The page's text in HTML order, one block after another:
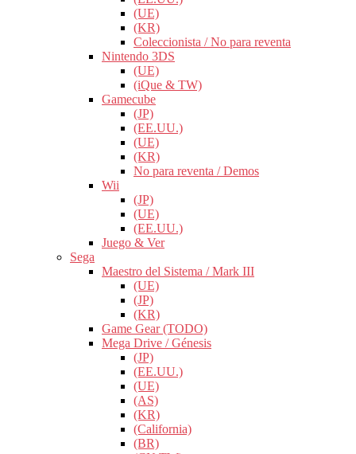
(UE)
(KR)
Coleccionista / No para reventa
Nintendo 3DS
(UE)
(iQue & TW)
Gamecube
(JP)
(EE.UU.)
(UE)
(KR)
No para reventa / Demos
Wii
(JP)
(UE)
(EE.UU.)
Juego & Ver
Sega
Maestro del Sistema / Mark III
(UE)
(JP)
(KR)
Game Gear (TODO)
Mega Drive / Génesis
(JP)
(EE.UU.)
(UE)
(AS)
(KR)
(California)
(BR)